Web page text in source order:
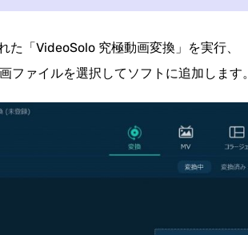
た「VideoSolo 究極動画変換」を実行、
ファイルを選択してソフトに追加します。